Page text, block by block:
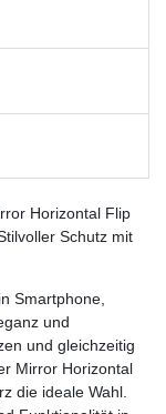
Horizontal Flip
Schutz mit
Smartphone,
und
und gleichzeitig
Mirror Horizontal
die ideale Wahl.